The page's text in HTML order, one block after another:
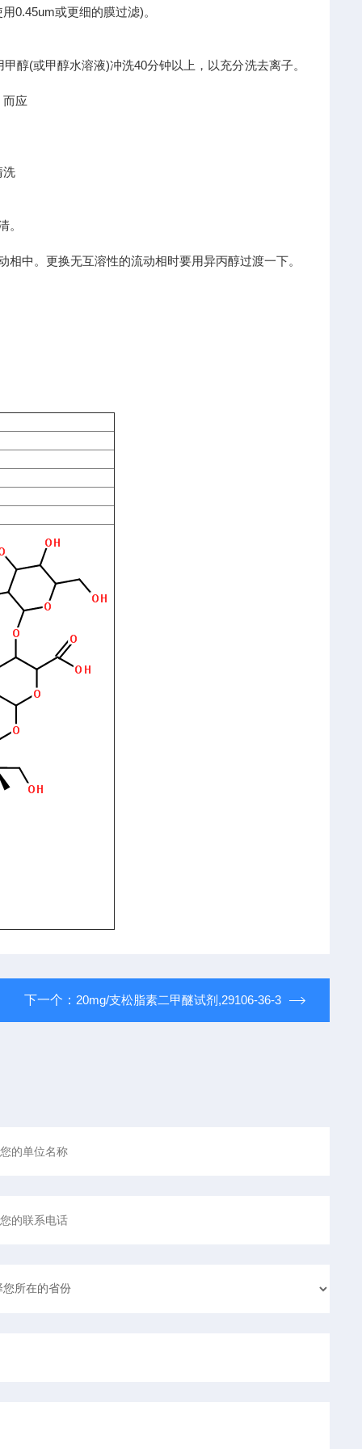
0.45um或更细的膜过滤)。
醇(或甲醇水溶液)冲洗40分钟以上，以充分洗去离子。
应
洗
。
中。更换无互溶性的流动相时要用异丙醇过渡一下。
下一个： 20mg/支松脂素二甲醚试剂,29106-36-3